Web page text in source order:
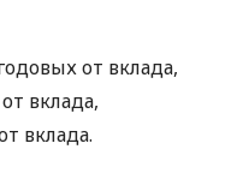
от вклада,
вклада,
вклада.